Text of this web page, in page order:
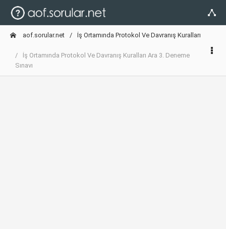
aof.sorular.net İş Ortamında Protokol Ve Davranış Kuralları
İş Ortamında Protokol Ve Davranış Kuralları Ara 3. Deneme
Sınavı